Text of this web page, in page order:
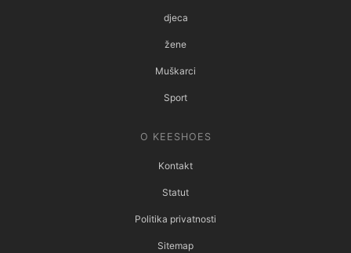
djeca
žene
Muškarci
Sport
O KEESHOES
Kontakt
Statut
Politika privatnosti
Sitemap